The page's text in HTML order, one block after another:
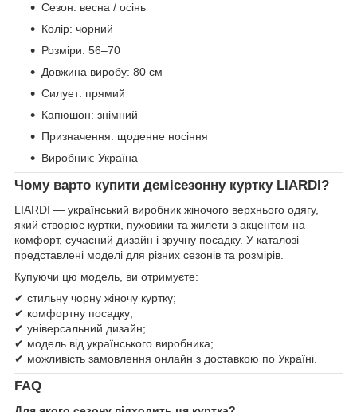
Сезон: весна / осінь
Колір: чорний
Розміри: 56–70
Довжина виробу: 80 см
Силует: прямий
Капюшон: знімний
Призначення: щоденне носіння
Виробник: Україна
Чому варто купити демісезонну куртку LIARDI?
LIARDI — український виробник жіночого верхнього одягу,
який створює куртки, пуховики та жилети з акцентом на
комфорт, сучасний дизайн і зручну посадку. У каталозі
представлені моделі для різних сезонів та розмірів.
Купуючи цю модель, ви отримуєте:
✔ стильну чорну жіночу куртку;
✔ комфортну посадку;
✔ універсальний дизайн;
✔ модель від українського виробника;
✔ можливість замовлення онлайн з доставкою по Україні.
FAQ